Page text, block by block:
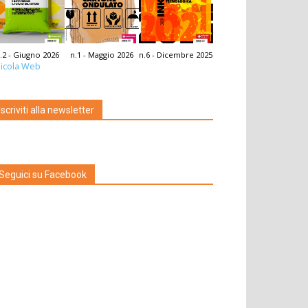
- Giugno 2026 n.1 - Maggio 2026 n.6 - Dicembre 2025
Web
alla newsletter
su Facebook